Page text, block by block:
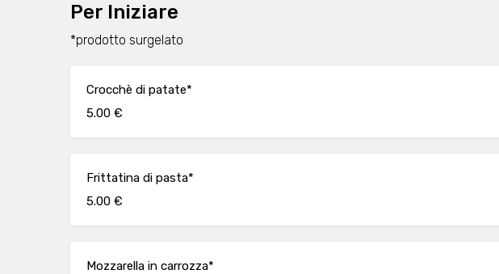
Per Iniziare
*prodotto surgelato
Crocchè di patate*
5.00 €
Frittatina di pasta*
5.00 €
Mozzarella in carrozza*